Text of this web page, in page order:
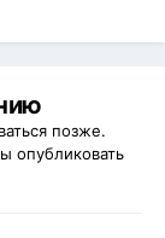
позже.
опубликовать